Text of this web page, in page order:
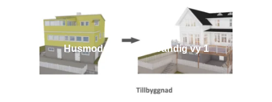
Husmodell 1970 - Utvändig vy 1